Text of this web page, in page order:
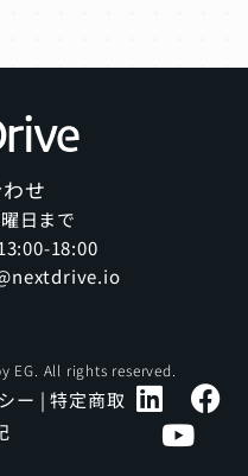
せ
日まで
18:00
EG. All rights reserved.
ー |特定商取